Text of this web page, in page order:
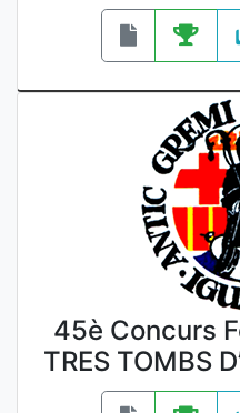
45è Concurs
TRES TOMBS